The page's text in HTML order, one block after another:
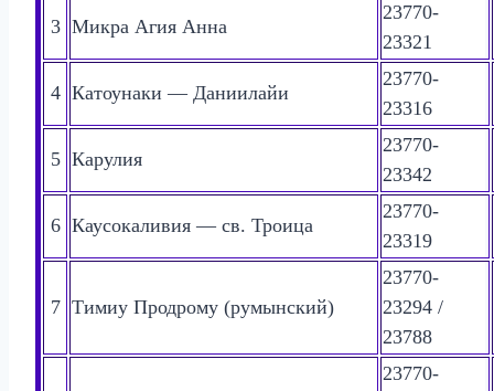
3 Микра Агия Анна
23770-
23321
4 Катоунаки — Даниилайи
23770-
23316
5 Карулия
23770-
23342
6 Каусокаливия — св. Троица
23770-
23319
7 Тимиу Продрому (румынский)
23770-
23294 /
23788
23770-